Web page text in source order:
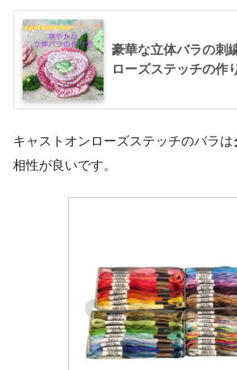
豪華な立体バラの刺
ローズステッチの作
キャストオンローズステッチのバラは
相性が良いです。